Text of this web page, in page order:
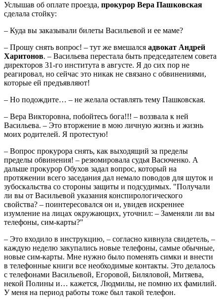
Услышав об оплате проезда, прокурор Вера Пашковская
сделала стойку:
– Куда вы заказывали билеты Васильевой и ее маме?
– Прошу снять вопрос! – тут же вмешался адвокат Андрей
Харитонов. – Васильева перестала быть председателем совета
директоров 31-го института в августе. Я до сих пор не
реагировал, но сейчас это никак не связано с обвинениями,
которые ей предъявляют!
– Но подождите… – не желала оставлять тему Пашковская.
– Вера Викторовна, побойтесь бога!!! – воззвала к ней
Васильева. – Это вторжение в мою личную жизнь и жизнь
моих родителей. Я протестую!
– Вопрос прокурора снять, как выходящий за пределы
пределы обвинения! – резюмировала судья Васюченко. А
дальше прокурор Обухов задал вопрос, который на
протяжении всего заседания дал немало поводов для шуток и
зубоскальства со стороны защиты и подсудимых. "Получали
ли вы от Васильевой указания конспирологического
свойства? – поинтересовался он и, увидев искреннее
изумление на лицах окружающих, уточнил: – Заменяли ли вы
телефоны, сим-карты?"
– Это входило в инструкцию, – согласно кивнула свидетель, –
каждую неделю закупались новые телефоны, самые обычные,
новые сим-карты. Мне нужно было поменять симки и внести
в телефонные книги все необходимые контакты. Это делалось
с телефонами Васильевой, Егоровой, Биляловой, Митяева,
некой Полины и… кажется, Людмилы, не помню их фамилий.
У меня на период работы тоже был такой телефон.